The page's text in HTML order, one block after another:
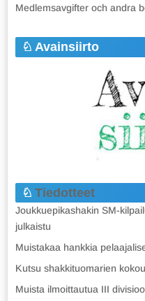
Medlemsavgifter och andra
Avainsiirto
Tiedotteet
Joukkuepikashakin SM-
julkaistu
Muistakaa hankkia
Kutsu shakkituomarien
Muista ilmoittautua III